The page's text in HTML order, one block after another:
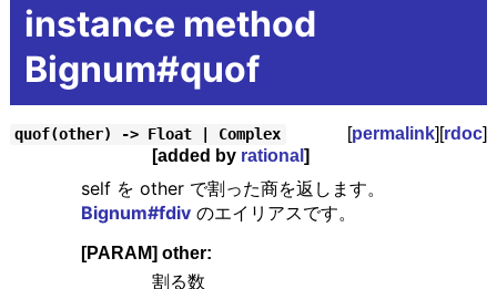
instance method
Bignum#quof
quof(other) -> Float | Complex [permalink][rdoc]
[added by rational ]
self を other で割った商を返します。
Bignum#fdivのエイリアスです。
[PARAM] other:
割る数